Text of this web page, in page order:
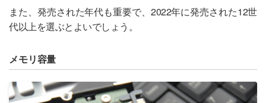
また、発売された年代も重要で、2022年に発売された12世
代以上を選ぶとよいでしょう。
メモリ容量